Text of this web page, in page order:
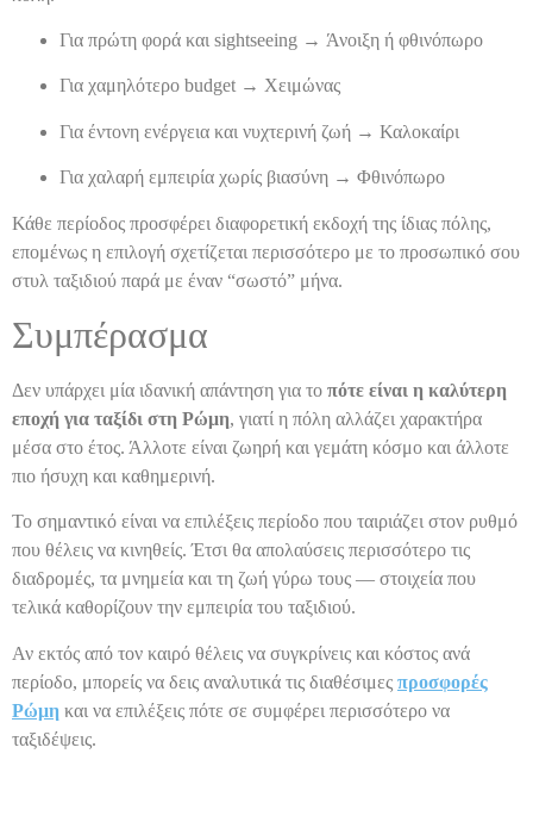
Για πρώτη φορά και sightseeing → Άνοιξη ή φθινόπωρο
Για χαμηλότερο budget → Χειμώνας
Για έντονη ενέργεια και νυχτερινή ζωή → Καλοκαίρι
Για χαλαρή εμπειρία χωρίς βιασύνη → Φθινόπωρο
Κάθε περίοδος προσφέρει διαφορετική εκδοχή της ίδιας πόλης,
επομένως η επιλογή σχετίζεται περισσότερο με το προσωπικό σου
στυλ ταξιδιού παρά με έναν “σωστό” μήνα.
Συμπέρασμα
Δεν υπάρχει μία ιδανική απάντηση για το πότε είναι η καλύτερη
εποχή για ταξίδι στη Ρώμη, γιατί η πόλη αλλάζει χαρακτήρα
μέσα στο έτος. Άλλοτε είναι ζωηρή και γεμάτη κόσμο και άλλοτε
πιο ήσυχη και καθημερινή.
Το σημαντικό είναι να επιλέξεις περίοδο που ταιριάζει στον ρυθμό
που θέλεις να κινηθείς. Έτσι θα απολαύσεις περισσότερο τις
διαδρομές, τα μνημεία και τη ζωή γύρω τους — στοιχεία που
τελικά καθορίζουν την εμπειρία του ταξιδιού.
Αν εκτός από τον καιρό θέλεις να συγκρίνεις και κόστος ανά
περίοδο, μπορείς να δεις αναλυτικά τις διαθέσιμες προσφορές
Ρώμη και να επιλέξεις πότε σε συμφέρει περισσότερο να
ταξιδέψεις.